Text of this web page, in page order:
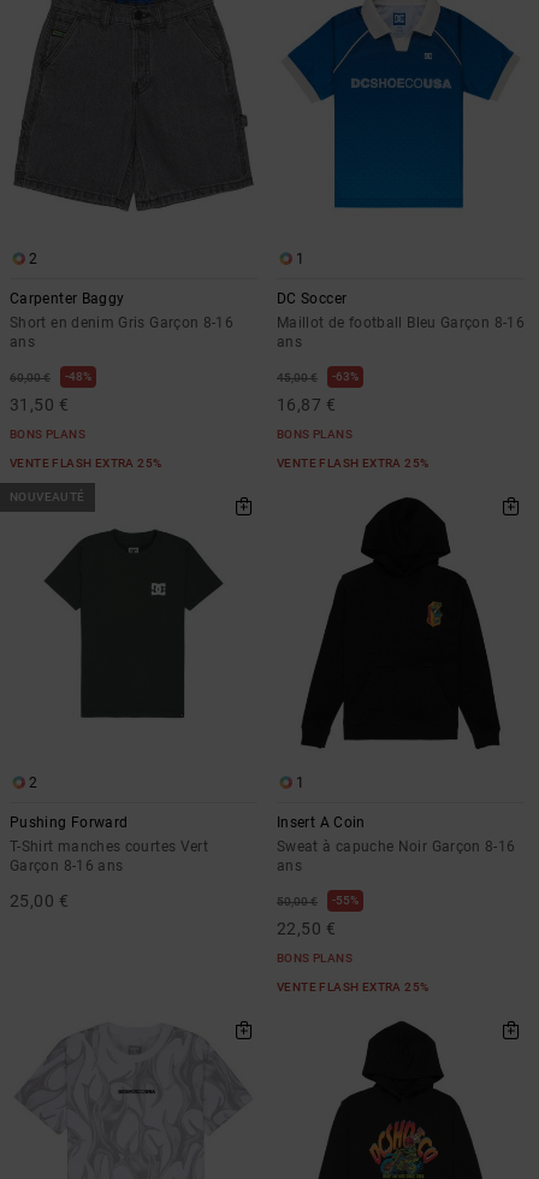
2
Carpenter Baggy
Short en denim Gris Garçon 8-16
ans
60,00 € 48%
31,50 €
BONS PLANS
VENTE FLASH EXTRA 25%
1
DC Soccer
Maillot de football Bleu Garçon 8-16
ans
45,00 € 63%
16,87 €
BONS PLANS
VENTE FLASH EXTRA 25%
NOUVEAUTÉ
2
Pushing Forward
T-Shirt manches courtes Vert
Garçon 8-16 ans
25,00 €
1
Insert A Coin
Sweat à capuche Noir Garçon 8-16
ans
50,00 € 55%
22,50 €
BONS PLANS
VENTE FLASH EXTRA 25%